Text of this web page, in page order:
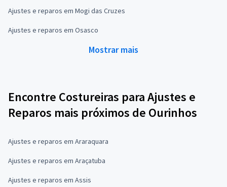
Ajustes e reparos em Mogi das Cruzes
Ajustes e reparos em Osasco
Mostrar mais
Encontre Costureiras para Ajustes e
Reparos mais próximos de Ourinhos
Ajustes e reparos em Araraquara
Ajustes e reparos em Araçatuba
Ajustes e reparos em Assis